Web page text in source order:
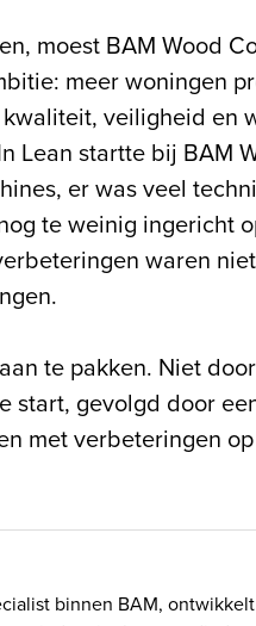
moest BAM Wood
meer woningen
veiligheid en
Lean startte bij BAM
er was veel
te weinig ingericht
waren
te pakken. Niet
start, gevolgd door
met verbeteringen
binnen BAM,